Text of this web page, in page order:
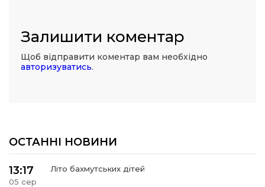
Залишити коментар
Щоб відправити коментар вам необхідно
авторизуватись.
ОСТАННІ НОВИНИ
13:17
05 сер
Літо бахмутських дітей